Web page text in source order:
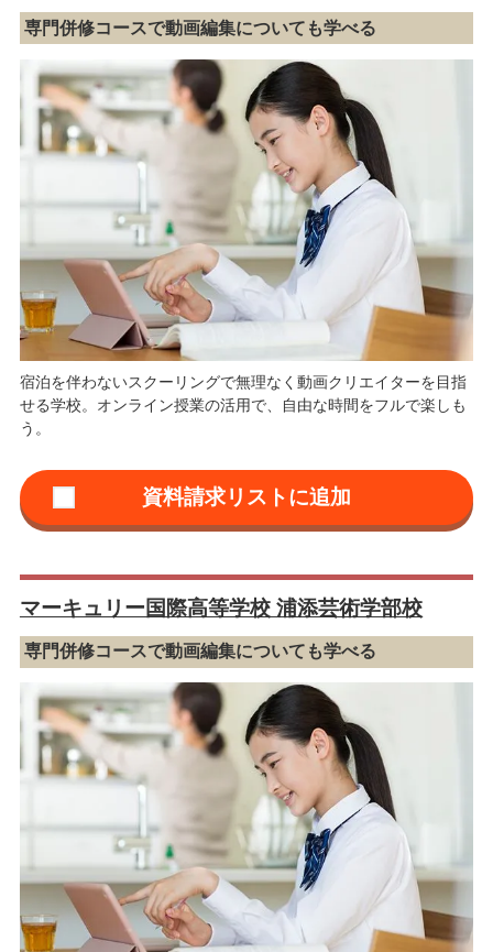
専門併修コースで動画編集についても学べる
宿泊を伴わないスクーリングで無理なく動画クリエイターを目指
せる学校。オンライン授業の活用で、自由な時間をフルで楽しも
う。
マーキュリー国際高等学校 浦添芸術学部校
専門併修コースで動画編集についても学べる